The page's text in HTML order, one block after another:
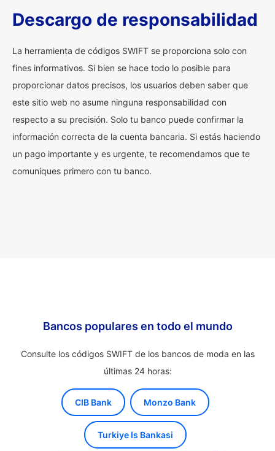
Descargo de responsabilidad
La herramienta de códigos SWIFT se proporciona solo con
fines informativos. Si bien se hace todo lo posible para
proporcionar datos precisos, los usuarios deben saber que
este sitio web no asume ninguna responsabilidad con
respecto a su precisión. Solo tu banco puede confirmar la
información correcta de la cuenta bancaria. Si estás haciendo
un pago importante y es urgente, te recomendamos que te
comuniques primero con tu banco.
Bancos populares en todo el mundo
Consulte los códigos SWIFT de los bancos de moda en las
últimas 24 horas:
CIB Bank Monzo Bank
Turkiye Is Bankasi